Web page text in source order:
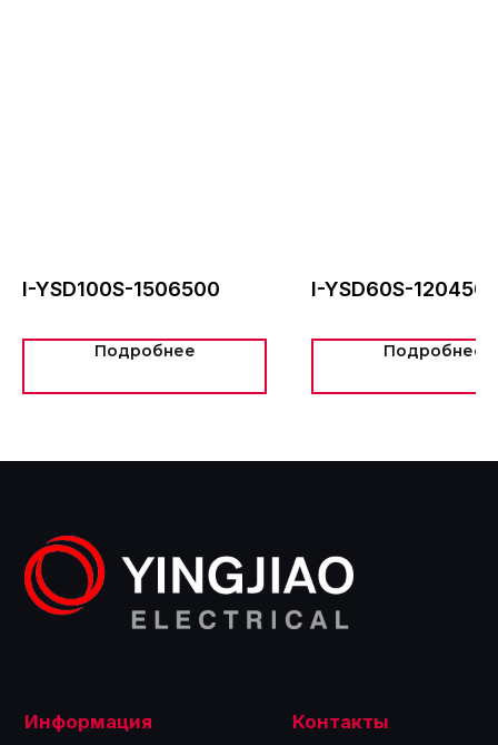
I-YSD100S-1506500
Подробнее
I-YSD60S-
Подробнее
ООО «Интелис»является официальным
info@intel-is.ru
Политика обработки персональных данных